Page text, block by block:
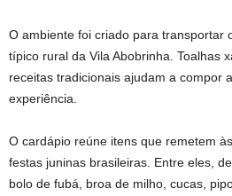
O ambiente foi criado para transportar
típico rural da Vila Abobrinha. Toalhas
receitas tradicionais ajudam a compor
experiência.
O cardápio reúne itens que remetem
festas juninas brasileiras. Entre eles,
bolo de fubá, broa de milho, cucas,